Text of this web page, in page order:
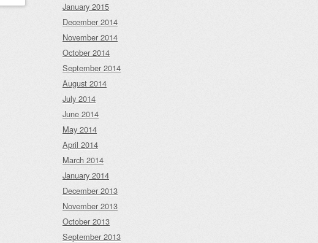
January 2015
December 2014
November 2014
October 2014
September 2014
August 2014
July 2014
June 2014
May 2014
April 2014
March 2014
January 2014
December 2013
November 2013
October 2013
September 2013